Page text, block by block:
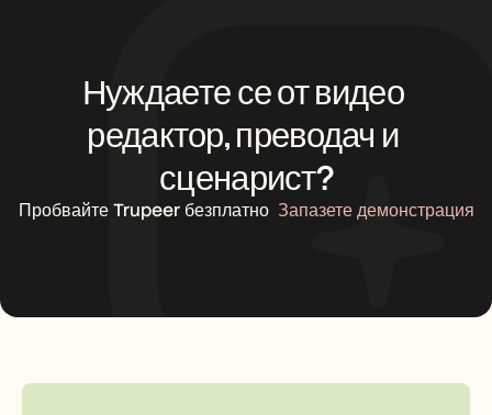
Нуждаете се от видео
редактор, преводач и
сценарист?
Пробвайте Trupeer безплатно Запазете демонстрация